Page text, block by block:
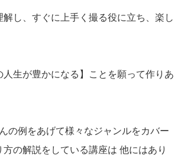
し、すぐに上手く撮る役に立ち、楽し
人生が豊かになる】ことを願って作りあ
の例をあげて様々なジャンルをカバー
方の解説をしている講座は 他にはあり